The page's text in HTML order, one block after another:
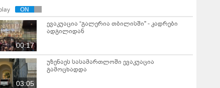
00:17
ევაკუაცია “გალერია თბილისში" - კადრები
ადგილიდან
03:05
უზენაეს სასამართლოში ევაკუაცია
გამოცხადდა